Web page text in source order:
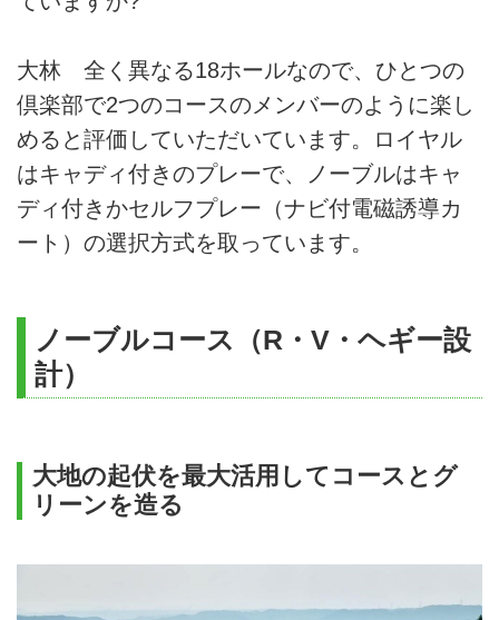
大林 全く異なる18ホールなので、ひとつの
倶楽部で2つのコースのメンバーのように楽し
めると評価していただいています。ロイヤル
はキャディ付きのプレーで、ノーブルはキャ
ディ付きかセルフプレー（ナビ付電磁誘導カ
ート）の選択方式を取っています。
ノーブルコース（R・V・ヘギー設
計）
大地の起伏を最大活用してコースとグ
リーンを造る